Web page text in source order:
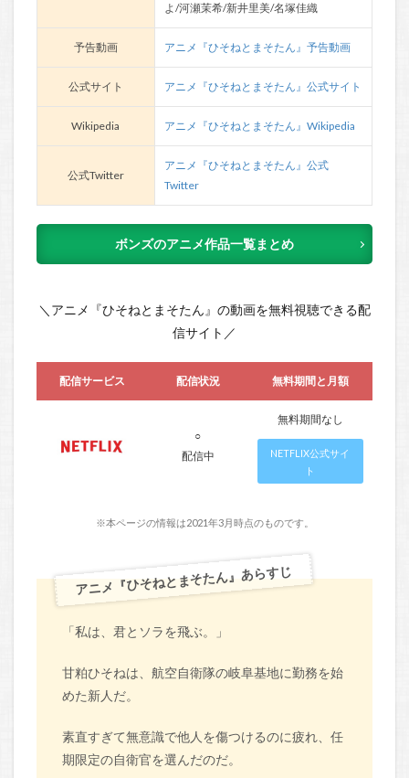
よ/河瀬茉希/新井里美/名塚佳織
予告動画 アニメ『ひそねとまそたん』予告動画
公式サイト アニメ『ひそねとまそたん』公式サイト
Wikipedia アニメ『ひそねとまそたん』Wikipedia
公式Twitter
アニメ『ひそねとまそたん』公式
Twitter
ボンズのアニメ作品一覧まとめ
＼アニメ『ひそねとまそたん』の動画を無料視聴できる配
信サイト／
配信サービス 配信状況 無料期間と月額
○
配信中
無料期間なし
NETFLIX公式サイ
ト
※本ページの情報は2021年3月時点のものです。
アニメ『ひそねとまそたん』あらすじ
「私は、君とソラを飛ぶ。」
甘粕ひそねは、航空自衛隊の岐阜基地に勤務を始
めた新人だ。
素直すぎて無意識で他人を傷つけるのに疲れ、任
期限定の自衛官を選んだのだ。